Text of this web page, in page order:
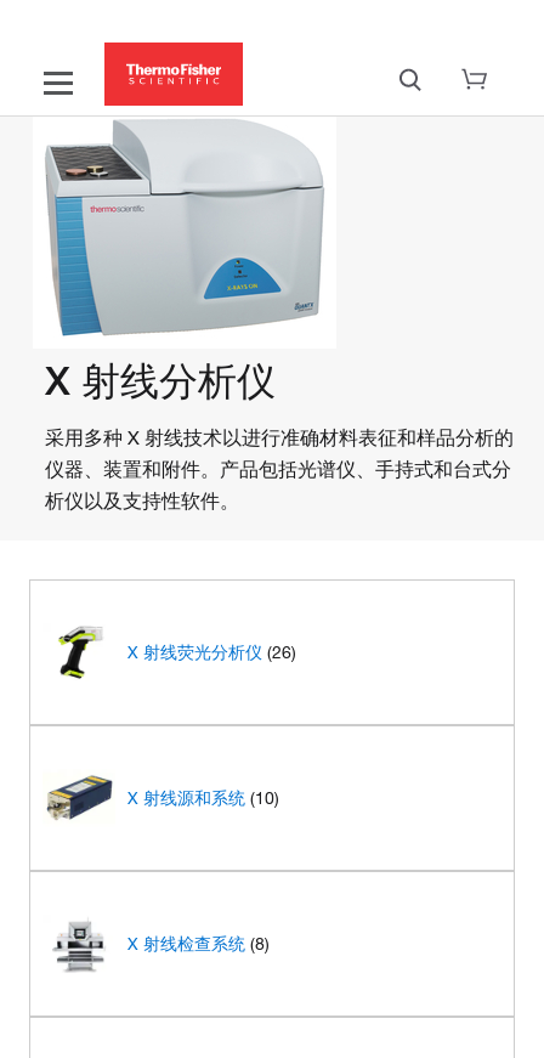
X 射线分析仪
采用多种 X 射线技术以进行准确材料表征和样品分析的
仪器、装置和附件。产品包括光谱仪、手持式和台式分
析仪以及支持性软件。
X 射线荧光分析仪 (26)
X 射线源和系统 (10)
X 射线检查系统 (8)